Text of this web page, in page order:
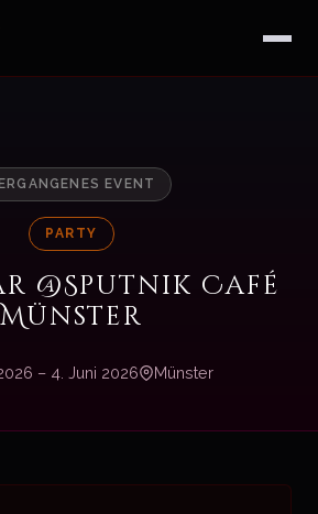
EVENT
PARTY
@Sputnik Café
Münster
– 4. Juni 2026 Münster